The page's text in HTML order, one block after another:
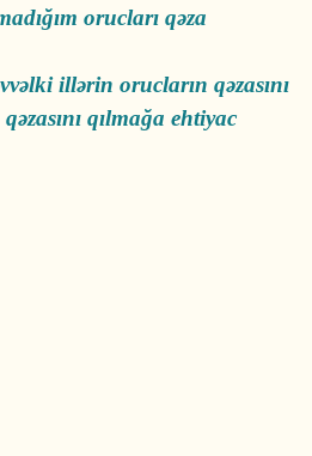
orucları qəza
illərin orucların qəzasını
qılmağa ehtiyac